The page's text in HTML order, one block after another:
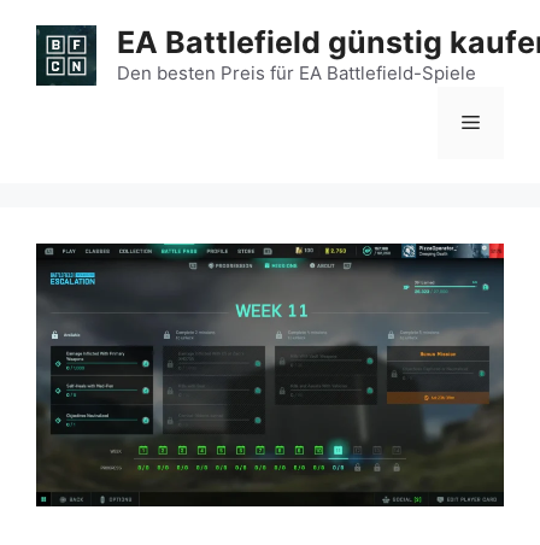
Inhalt
springen
EA Battlefield günstig
Den besten Preis für EA Battlefield-Spiele
Menü